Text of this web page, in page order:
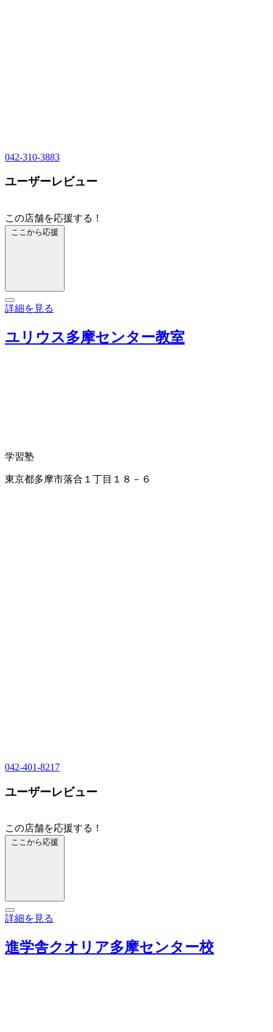
042-310-3883
ユーザーレビュー
この店舗を応援する！
ここから応援
詳細を見る
ユリウス多摩センター教室
学習塾
東京都多摩市落合１丁目１８－６
042-401-8217
ユーザーレビュー
この店舗を応援する！
ここから応援
詳細を見る
進学舎クオリア多摩センター校